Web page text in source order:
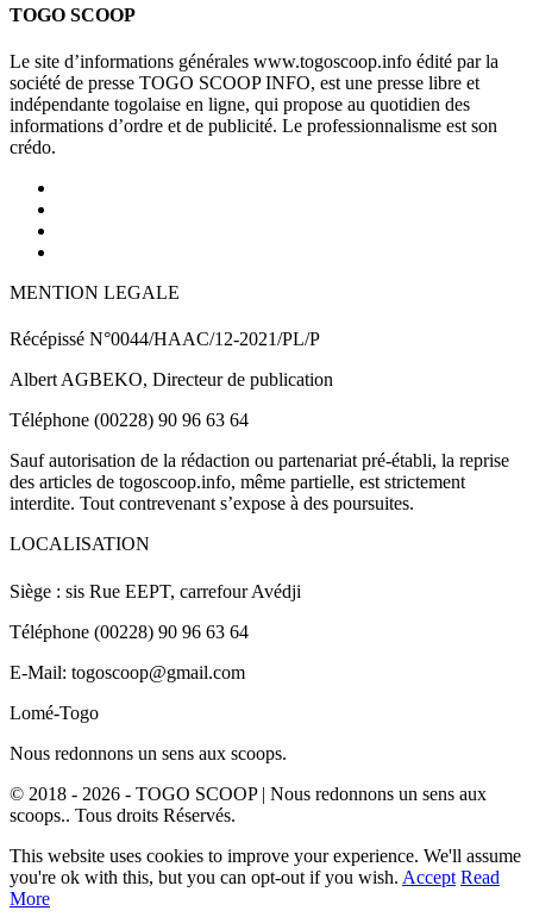
TOGO SCOOP
Le site d’informations générales www.togoscoop.info édité par la
société de presse TOGO SCOOP INFO, est une presse libre et
indépendante togolaise en ligne, qui propose au quotidien des
informations d’ordre et de publicité. Le professionnalisme est son
crédo.
MENTION LEGALE
Récépissé N°0044/HAAC/12-2021/PL/P
Albert AGBEKO, Directeur de publication
Téléphone (00228) 90 96 63 64
Sauf autorisation de la rédaction ou partenariat pré-établi, la reprise
des articles de togoscoop.info, même partielle, est strictement
interdite. Tout contrevenant s’expose à des poursuites.
LOCALISATION
Siège : sis Rue EEPT, carrefour Avédji
Téléphone (00228) 90 96 63 64
E-Mail: togoscoop@gmail.com
Lomé-Togo
Nous redonnons un sens aux scoops.
© 2018 - 2026 - TOGO SCOOP | Nous redonnons un sens aux
scoops.. Tous droits Réservés.
This website uses cookies to improve your experience. We'll assume
you're ok with this, but you can opt-out if you wish. Accept Read
More